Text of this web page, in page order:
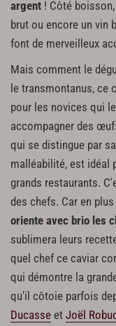
argent ! Côté
brut ou encore un vin
font de merveilleux
Mais comment le
le transmontanus, ce
pour les novices qui
accompagner des
qui se distingue par
malléabilité, est idéal
grands restaurants.
des chefs. Car en
oriente avec brio les
sublimera leurs
quel chef ce caviar
qui démontre la
qu'il côtoie parfois
Ducasse et Joël